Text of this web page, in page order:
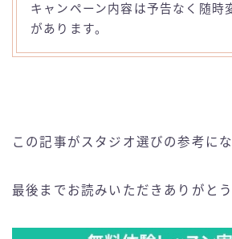
キャンペーン内容は予告なく随時
があります。
この記事がスタジオ選びの参考に
最後までお読みいただきありがと